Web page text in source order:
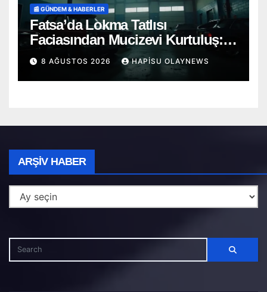
📰 GÜNDEM & HABERLER
Fatsa’da Lokma Tatlısı
Faciasından Mucizevi Kurtuluş:
Saniyelerle Yarışan Heimlich
Müdahalesi!
8 AĞUSTOS 2026 HAPISU OLAYNEWS
ARŞIV HABER
Haber